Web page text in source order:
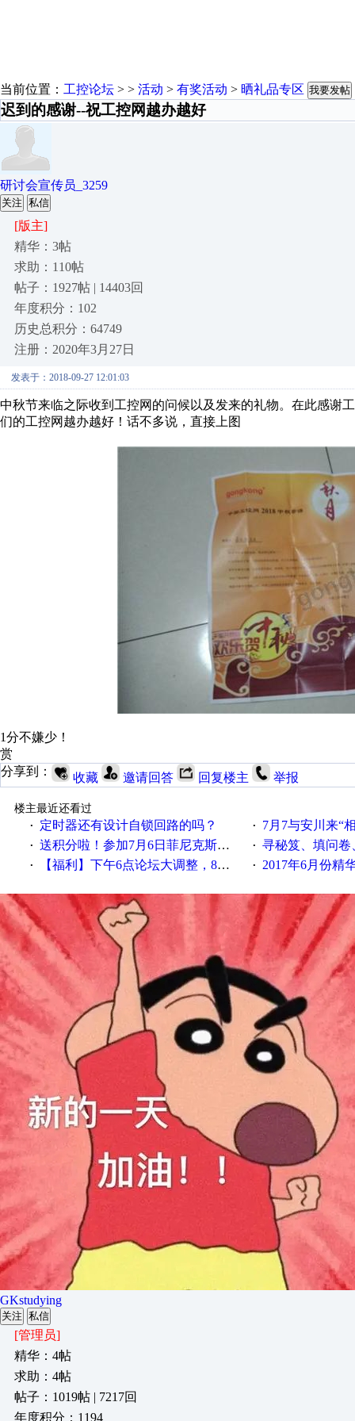
当前位置： 工控论坛 > > 活动 > 有奖活动 > 晒礼品专区 我要发帖
迟到的感谢--祝工控网越办越好
研讨会宣传员_3259
关注 私信
[版主]
精华：3帖
求助：110帖
帖子：1927帖 | 14403回
年度积分：102
历史总积分：64749
注册：2020年3月27日
发表于：2018-09-27 12:01:03
中秋节来临之际收到工控网的问候以及发来的礼物。在此感谢
们的工控网越办越好！话不多说，直接上图
1分不嫌少！
赏
分享到：
收藏 邀请回答 回复楼主 举报
楼主最近还看过
·
定时器还有设计自锁回路的吗？ · 7月7与安川来“
· 送积分啦！参加7月6日菲尼克斯在线研讨会即得 · 寻秘笈、填问卷
· 【福利】下午6点论坛大调整，8点服务器内存升级 · 2017年6月份精
GKstudying
关注 私信
[管理员]
精华：4帖
求助：4帖
帖子：1019帖 | 7217回
年度积分：1194